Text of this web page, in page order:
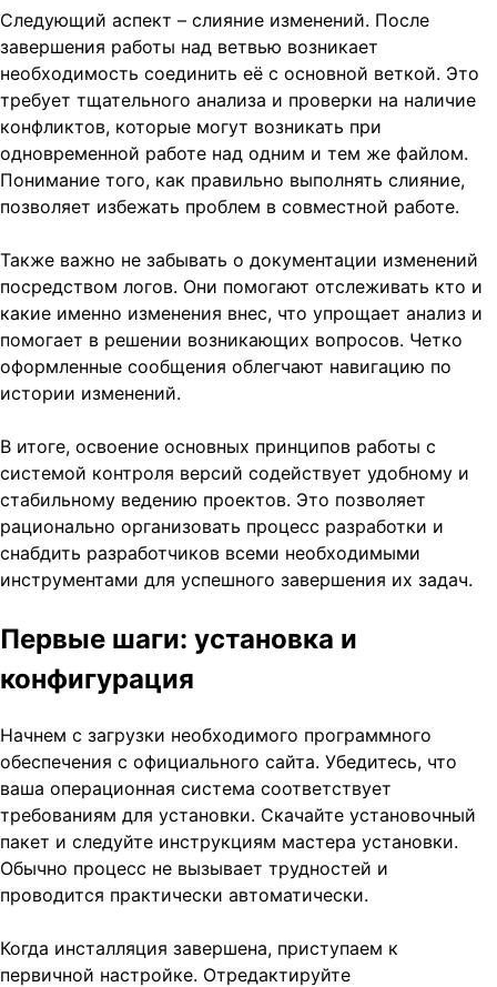
Следующий аспект – слияние изменений. После
завершения работы над ветвью возникает
необходимость соединить её с основной веткой. Это
требует тщательного анализа и проверки на наличие
конфликтов, которые могут возникать при
одновременной работе над одним и тем же файлом.
Понимание того, как правильно выполнять слияние,
позволяет избежать проблем в совместной работе.
Также важно не забывать о документации изменений
посредством логов. Они помогают отслеживать кто и
какие именно изменения внес, что упрощает анализ и
помогает в решении возникающих вопросов. Четко
оформленные сообщения облегчают навигацию по
истории изменений.
В итоге, освоение основных принципов работы с
системой контроля версий содействует удобному и
стабильному ведению проектов. Это позволяет
рационально организовать процесс разработки и
снабдить разработчиков всеми необходимыми
инструментами для успешного завершения их задач.
Первые шаги: установка и
конфигурация
Начнем с загрузки необходимого программного
обеспечения с официального сайта. Убедитесь, что
ваша операционная система соответствует
требованиям для установки. Скачайте установочный
пакет и следуйте инструкциям мастера установки.
Обычно процесс не вызывает трудностей и
проводится практически автоматически.
Когда инсталляция завершена, приступаем к
первичной настройке. Отредактируйте